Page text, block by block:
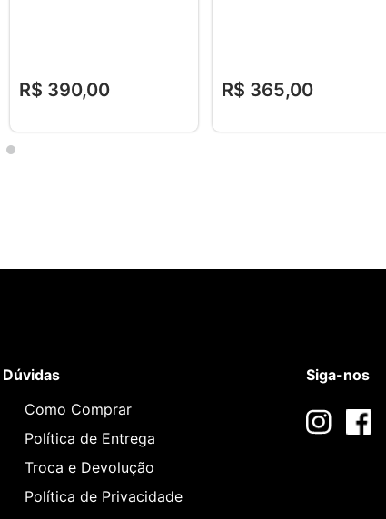
R$ 390,00 R$ 365,00
Dúvidas
Como Comprar
Política de Entrega
Troca e Devolução
Política de Privacidade
Siga-nos